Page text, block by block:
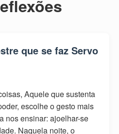
que se faz Servo
Aquele que sustenta
escolhe o gesto mais
nos ensinar: ajoelhar-se
Naquela noite, o